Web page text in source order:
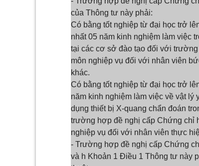
của Thông tư này phải:
Có bằng tốt nghiệp từ đại học trở
nhất 05 năm kinh nghiệm làm việc
tại các cơ sở đào tạo đối với
môn nghiệp vụ đối với nhân viên
khác.
Có bằng tốt nghiệp từ đại học trở
năm kinh nghiệm làm việc về vật
dụng thiết bị X-quang chẩn đoán
trường hợp đề nghị cấp Chứng chỉ
nghiệp vụ đối với nhân viên thực
- Trường hợp đề nghị cấp Chứng
và h Khoản 1 Điều 1 Thông tư này